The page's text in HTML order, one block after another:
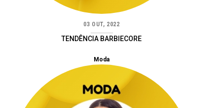
03 OUT, 2022
TENDÊNCIA BARBIECORE
Moda